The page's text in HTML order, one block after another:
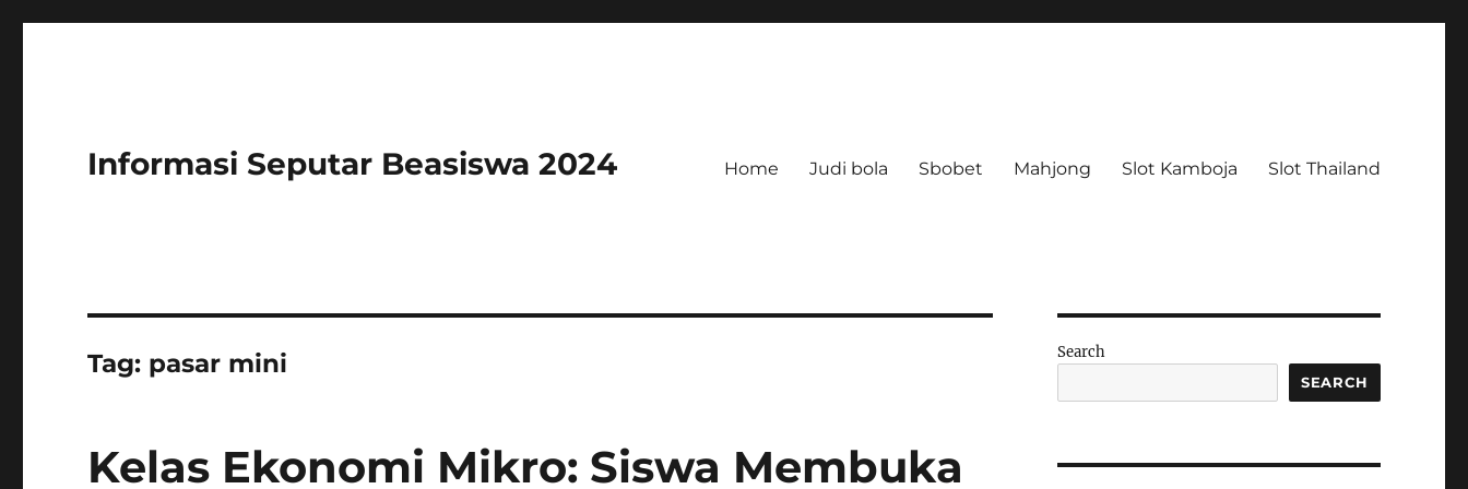
Informasi Seputar Beasiswa 2024 Home Judi bola Sbobet Mahjong Slot Kamboja Slot Thailand
Tag: pasar mini
Kelas Ekonomi Mikro: Siswa Membuka
Search
SEARCH